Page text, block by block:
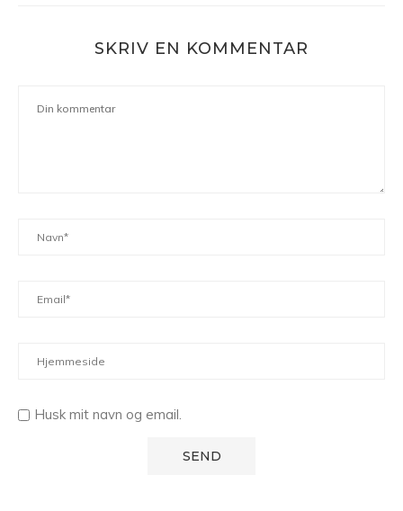
SKRIV EN KOMMENTAR
Husk mit navn og email.